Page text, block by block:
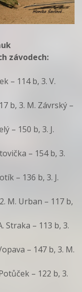
závodech:
– 114 b, 3. V.
b, 3. M. Závrský –
– 150 b, 3. J.
– 154 b, 3.
– 136 b, 3. J.
M. Urban – 117 b,
Straka – 113 b, 3.
– 147 b, 3. M.
– 122 b, 3.